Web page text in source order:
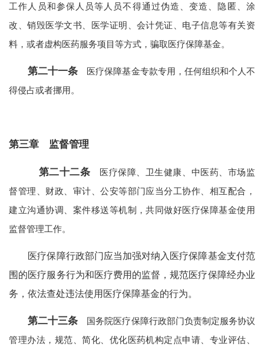
工作人员和参保人员等人员不得通过伪造、变造、隐匿、涂
改、销毁医学文书、医学证明、会计凭证、电子信息等有关资
料，或者虚构医药服务项目等方式，骗取医疗保障基金。
第二十一条 医疗保障基金专款专用，任何组织和个人不
得侵占或者挪用。
第三章 监督管理
第二十二条 医疗保障、卫生健康、中医药、市场监
督管理、财政、审计、公安等部门应当分工协作、相互配合，
建立沟通协调、案件移送等机制，共同做好医疗保障基金使用
监督管理工作。
医疗保障行政部门应当加强对纳入医疗保障基金支付范
围的医疗服务行为和医疗费用的监督，规范医疗保障经办业
务，依法查处违法使用医疗保障基金的行为。
第二十三条 国务院医疗保障行政部门负责制定服务协议
管理办法，规范、简化、优化医药机构定点申请、专业评估、